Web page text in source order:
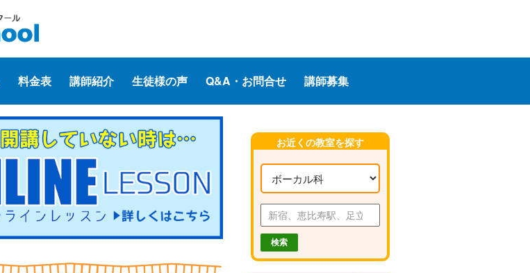
料金表 講師紹介 生徒様の声 Q&A・お問合せ 講師募集
お近くの教室を探す